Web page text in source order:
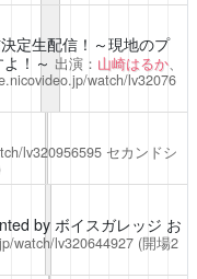
定生配信！～現地のプ
！～ 出演： 山崎はるか、
watch/lv32076
lv320956595セカンドシ
by ボイスガレッジ お
watch/lv320644927(開場2